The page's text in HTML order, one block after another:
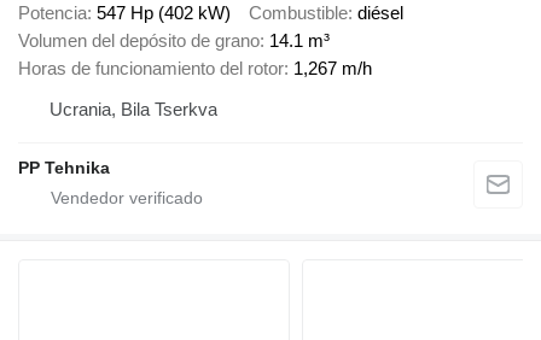
Potencia 547 Hp (402 kW) Combustible diésel
Volumen del depósito de grano 14.1 m³
Horas de funcionamiento del rotor 1,267 m/h
Ucrania, Bila Tserkva
PP Tehnika